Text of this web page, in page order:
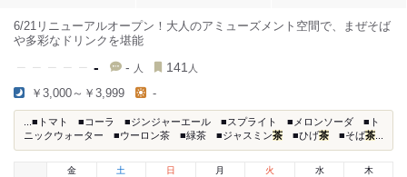
6/21リニューアルオープン！大人のアミューズメント空間で、まぜそば
や多彩なドリンクを堪能
- - 人 141 人
￥3,000～￥3,999 -
...■トマト ■コーラ ■ジンジャーエール ■スプライト ■メロンソーダ ■ト
ニックウォーター ■ウーロン茶 ■緑茶 ■ジャスミン茶 ■ひげ茶 ■そば茶
金
土 日 月 火 水 木